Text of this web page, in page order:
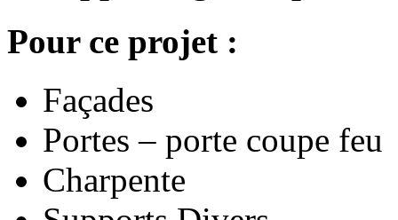
Pour ce projet :
Façades
Portes – porte coupe feu
Charpente